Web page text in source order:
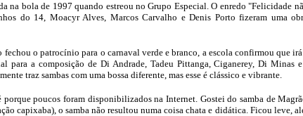
na bola de 1997 quando estreou no Grupo Especial. O enredo "Felicidade
do 14, Moacyr Alves, Marcos Carvalho e Denis Porto fizeram uma
o patrocínio para o carnaval verde e branco, a escola confirmou que irá
para a composição de Di Andrade, Tadeu Pittanga, Ciganerey, Di Minas
traz sambas com uma bossa diferente, mas esse é clássico e vibrante.
poucos foram disponibilizados na Internet. Gostei do samba de
capixaba), o samba não resultou numa coisa chata e didática. Ficou leve,